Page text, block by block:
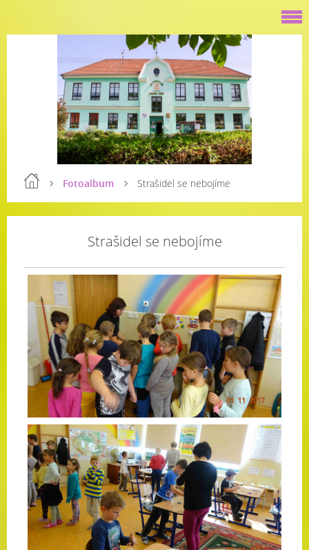
Fotoalbum Strašidel se nebojíme
Strašidel se nebojíme